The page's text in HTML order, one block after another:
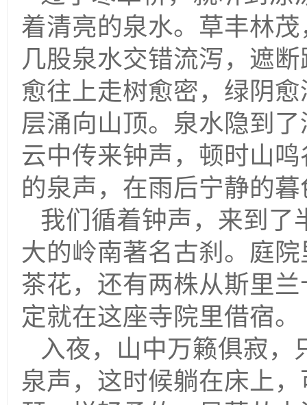
着清亮的泉水。草丰林
几股泉水交错流泻，遮
愈往上走树愈密，绿阴
层涌向山顶。泉水隐到
云中传来钟声，顿时山
的泉声，在雨后宁静的
我们循着钟声，来到了
大的岭南著名古刹。庭
茶花，还有两株从斯里
定就在这座寺院里借宿
入夜，山中万籁俱寂
泉声，这时候躺在床上